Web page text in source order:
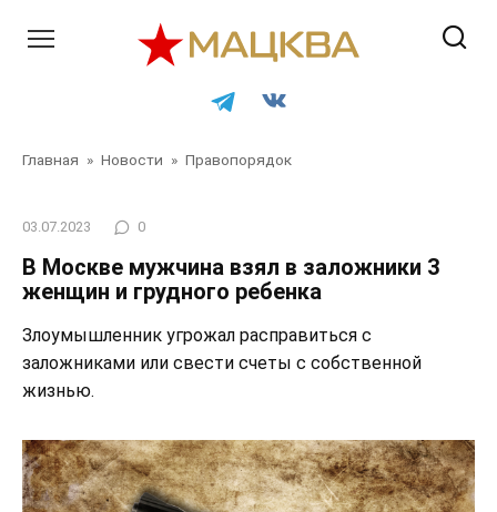
Главная » Новости » Правопорядок
03.07.2023 0
В Москве мужчина взял в заложники 3
женщин и грудного ребенка
Злоумышленник угрожал расправиться с
заложниками или свести счеты с собственной
жизнью.